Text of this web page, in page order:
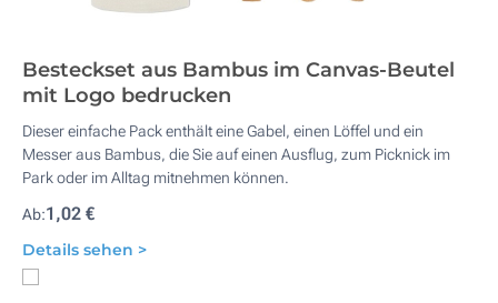
Besteckset aus Bambus im Canvas-Beutel
mit Logo bedrucken
Dieser einfache Pack enthält eine Gabel, einen Löffel und ein
Messer aus Bambus, die Sie auf einen Ausflug, zum Picknick im
Park oder im Alltag mitnehmen können.
Ab:1,02 €
Details sehen >